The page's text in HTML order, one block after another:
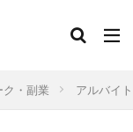
ク・副業 アルバイ